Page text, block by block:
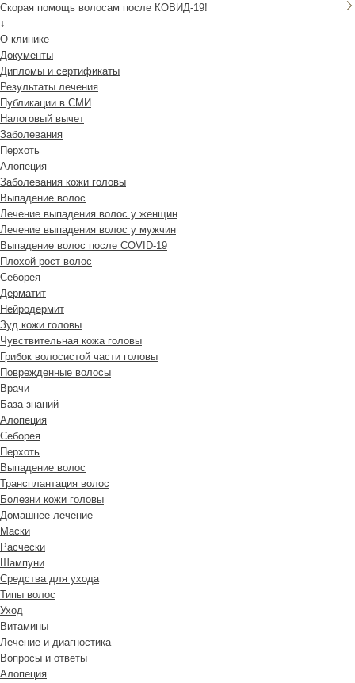
Скорая помощь волосам после КОВИД-19!
↓
О клинике
Документы
Дипломы и сертификаты
Результаты лечения
Публикации в СМИ
Налоговый вычет
Заболевания
Перхоть
Алопеция
Заболевания кожи головы
Выпадение волос
Лечение выпадения волос у женщин
Лечение выпадения волос у мужчин
Выпадение волос после COVID-19
Плохой рост волос
Cеборея
Дерматит
Нейродермит
Зуд кожи головы
Чувствительная кожа головы
Грибок волосистой части головы
Поврежденные волосы
Врачи
База знаний
Алопеция
Себорея
Перхоть
Выпадение волос
Трансплантация волос
Болезни кожи головы
Домашнее лечение
Маски
Расчески
Шампуни
Средства для ухода
Типы волос
Уход
Витамины
Лечение и диагностика
Вопросы и ответы
Алопеция